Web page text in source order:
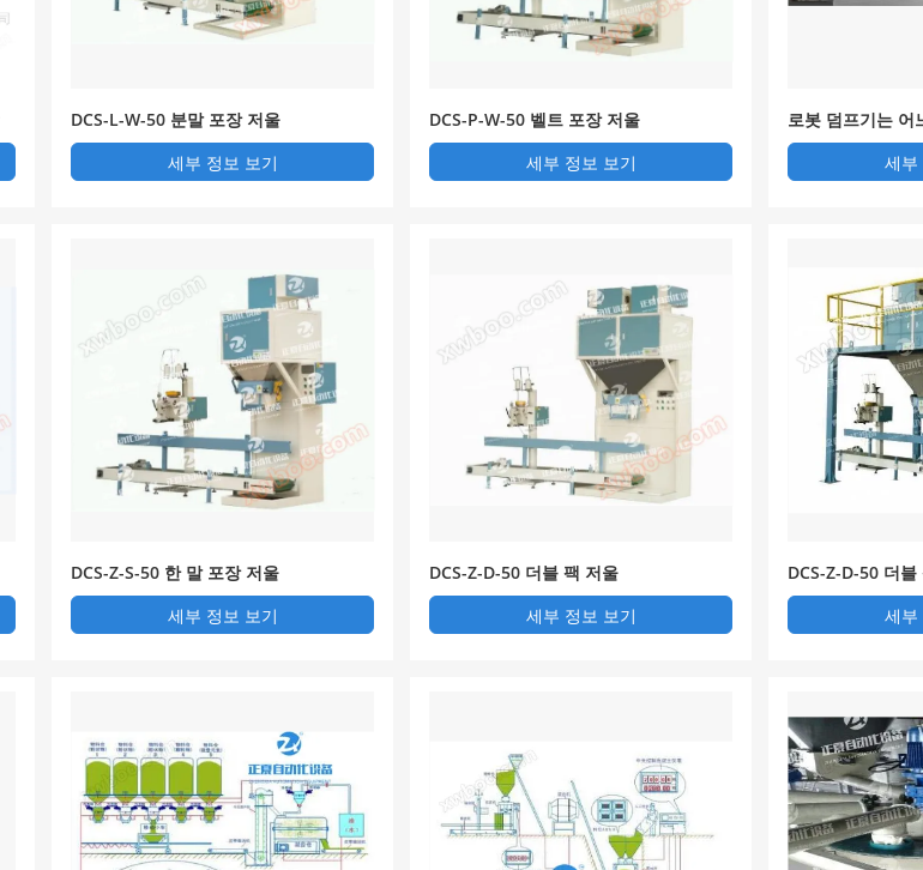
DCS-L-W-50 분말 포장 저울
세부 정보 보기
DCS-P-W-50 벨트 포장 저울
세부 정보 보기
로봇 덤프기는 어
세부
DCS-Z-S-50 한 말 포장 저울
세부 정보 보기
DCS-Z-D-50 더블 팩 저울
세부 정보 보기
DCS-Z-D-50 더
세부